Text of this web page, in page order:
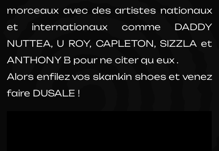
morceaux avec des artistes nationaux
et internationaux comme DADDY
NUTTEA, U ROY, CAPLETON, SIZZLA et
ANTHONY B pour ne citer qu eux .
Alors enfilez vos skankin shoes et venez
faire DUSALE !